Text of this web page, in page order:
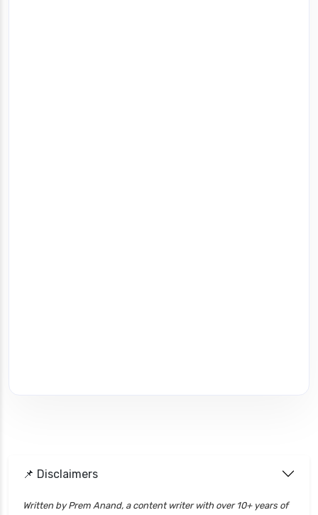
📌 Disclaimers
Written by Prem Anand, a content writer with over 10+ years of